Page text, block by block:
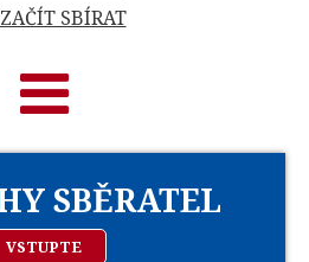
SBÍRAT
SBĚRATEL
VSTUPTE